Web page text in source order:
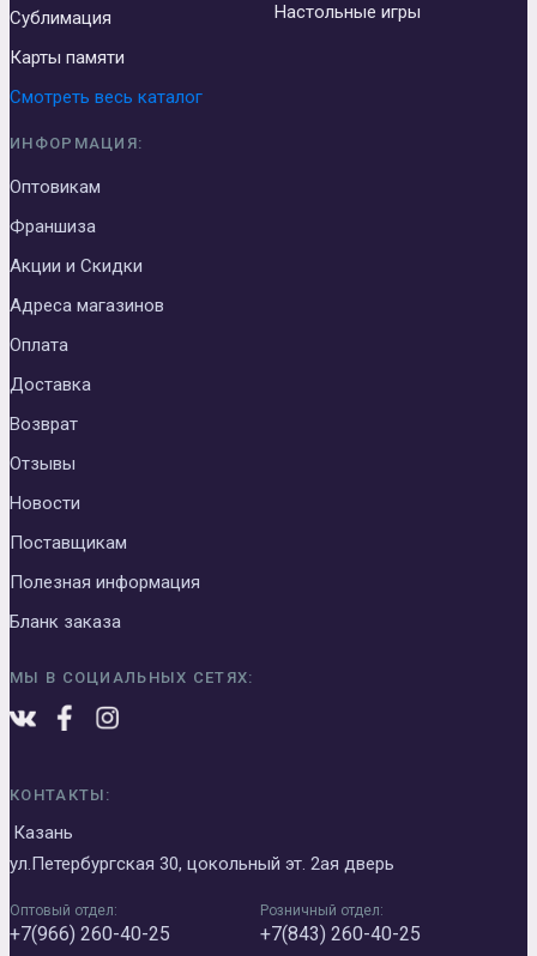
Сублимация
Карты памяти
Настольные игры
Смотреть весь каталог
ИНФОРМАЦИЯ:
Оптовикам
Франшиза
Акции и Скидки
Адреса магазинов
Оплата
Доставка
Возврат
Отзывы
Новости
Поставщикам
Полезная информация
Бланк заказа
МЫ В СОЦИАЛЬНЫХ СЕТЯХ:
КОНТАКТЫ:
Казань
ул.Петербургская 30, цокольный эт. 2ая дверь
Оптовый отдел:
+7(966) 260-40-25
Розничный отдел:
+7(843) 260-40-25